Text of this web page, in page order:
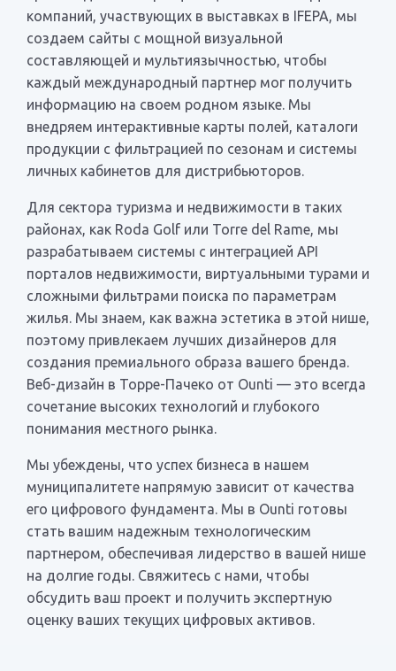
компаний, участвующих в выставках в IFEPA, мы
создаем сайты с мощной визуальной
составляющей и мультиязычностью, чтобы
каждый международный партнер мог получить
информацию на своем родном языке. Мы
внедряем интерактивные карты полей, каталоги
продукции с фильтрацией по сезонам и системы
личных кабинетов для дистрибьюторов.
Для сектора туризма и недвижимости в таких
районах, как Roda Golf или Torre del Rame, мы
разрабатываем системы с интеграцией API
порталов недвижимости, виртуальными турами и
сложными фильтрами поиска по параметрам
жилья. Мы знаем, как важна эстетика в этой нише,
поэтому привлекаем лучших дизайнеров для
создания премиального образа вашего бренда.
Веб-дизайн в Торре-Пачеко от Ounti — это всегда
сочетание высоких технологий и глубокого
понимания местного рынка.
Мы убеждены, что успех бизнеса в нашем
муниципалитете напрямую зависит от качества
его цифрового фундамента. Мы в Ounti готовы
стать вашим надежным технологическим
партнером, обеспечивая лидерство в вашей нише
на долгие годы. Свяжитесь с нами, чтобы
обсудить ваш проект и получить экспертную
оценку ваших текущих цифровых активов.